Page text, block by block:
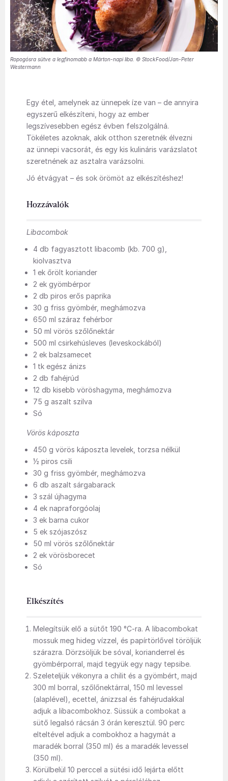
Ropogósra sütve a legfinomabb a Márton-napi liba. © StockFood/Jan-Peter
Westermann
Egy étel, amelynek az ünnepek íze van – de annyira
egyszerű elkészíteni, hogy az ember
legszívesebben egész évben felszolgálná.
Tökéletes azoknak, akik otthon szeretnék élvezni
az ünnepi vacsorát, és egy kis kulináris varázslatot
szeretnének az asztalra varázsolni.
Jó étvágyat – és sok örömöt az elkészítéshez!
Hozzávalók
Libacombok
4 db fagyasztott libacomb (kb. 700 g),
kiolvasztva
1 ek őrölt koriander
2 ek gyömbérpor
2 db piros erős paprika
30 g friss gyömbér, meghámozva
650 ml száraz fehérbor
50 ml vörös szőlőnektár
500 ml csirkehúsleves (leveskockából)
2 ek balzsamecet
1 tk egész ánizs
2 db fahéjrúd
12 db kisebb vöröshagyma, meghámozva
75 g aszalt szilva
Só
Vörös káposzta
450 g vörös káposzta levelek, torzsa nélkül
½ piros csili
30 g friss gyömbér, meghámozva
6 db aszalt sárgabarack
3 szál újhagyma
4 ek napraforgóolaj
3 ek barna cukor
5 ek szójaszósz
50 ml vörös szőlőnektár
2 ek vörösborecet
Só
Elkészítés
Melegítsük elő a sütőt 190 °C-ra. A libacombokat
mossuk meg hideg vízzel, és papírtörlővel töröljük
szárazra. Dörzsöljük be sóval, korianderrel és
gyömbérporral, majd tegyük egy nagy tepsibe.
Szeleteljük vékonyra a chilit és a gyömbért, majd
300 ml borral, szőlőnektárral, 150 ml levessel
(alaplével), ecettel, ánizzsal és fahéjrudakkal
adjuk a libacombokhoz. Süssük a combokat a
sütő legalsó rácsán 3 órán keresztül. 90 perc
elteltével adjuk a combokhoz a hagymát a
maradék borral (350 ml) és a maradék levessel
(350 ml).
Körülbelül 10 perccel a sütési idő lejárta előtt